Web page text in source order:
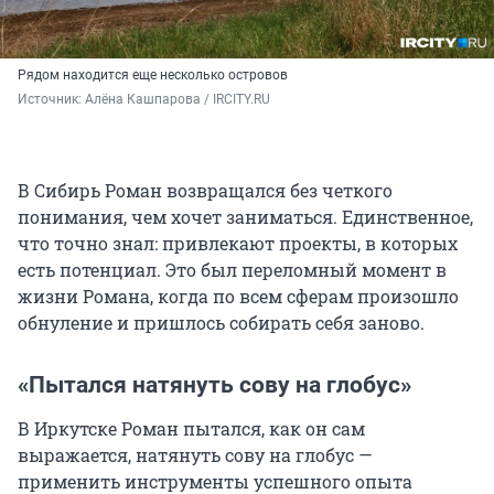
Рядом находится еще несколько островов
Источник: Алёна Кашпарова / IRCITY.RU
В Сибирь Роман возвращался без четкого
понимания, чем хочет заниматься. Единственное,
что точно знал: привлекают проекты, в которых
есть потенциал. Это был переломный момент в
жизни Романа, когда по всем сферам произошло
обнуление и пришлось собирать себя заново.
«Пытался натянуть сову на глобус»
В Иркутске Роман пытался, как он сам
выражается, натянуть сову на глобус —
применить инструменты успешного опыта